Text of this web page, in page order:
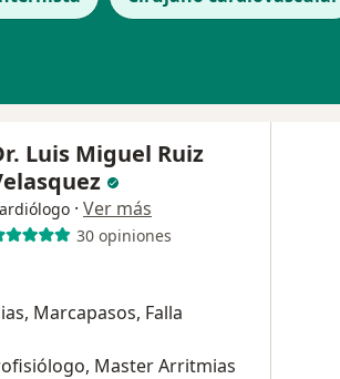
Luis Miguel Ruiz
· Ver más
30 opiniones
Marcapasos, Falla
Master Arritmias